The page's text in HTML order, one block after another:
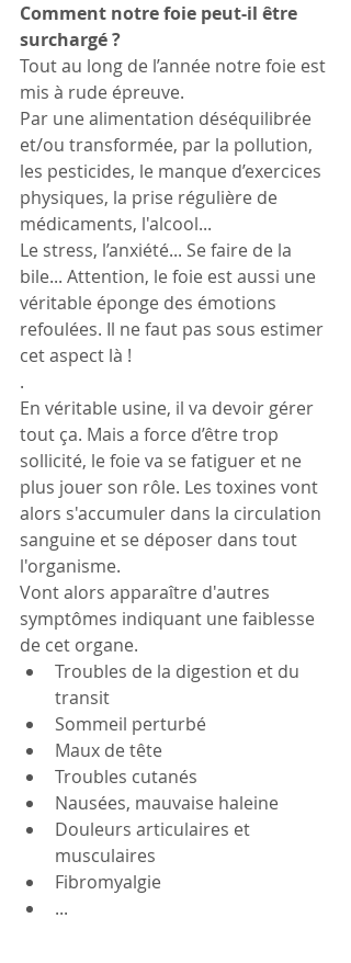
Comment notre foie peut-il être
surchargé ?
Tout au long de l’année notre foie est
mis à rude épreuve.
Par une alimentation déséquilibrée
et/ou transformée, par la pollution,
les pesticides, le manque d’exercices
physiques, la prise régulière de
médicaments, l'alcool...
Le stress, l’anxiété... Se faire de la
bile... Attention, le foie est aussi une
véritable éponge des émotions
refoulées. Il ne faut pas sous estimer
cet aspect là !
.
En véritable usine, il va devoir gérer
tout ça. Mais a force d’être trop
sollicité, le foie va se fatiguer et ne
plus jouer son rôle. Les toxines vont
alors s'accumuler dans la circulation
sanguine et se déposer dans tout
l'organisme.
Vont alors apparaître d'autres
symptômes indiquant une faiblesse
de cet organe.
Troubles de la digestion et du
transit
Sommeil perturbé
Maux de tête
Troubles cutanés
Nausées, mauvaise haleine
Douleurs articulaires et
musculaires
Fibromyalgie
...